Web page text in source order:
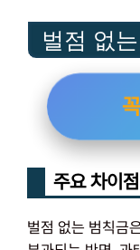
벌점 없
주요 차이점
벌점 없는 범칙금